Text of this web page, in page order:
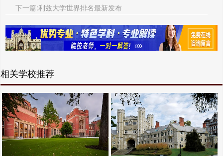
下一篇:利兹大学世界排名最新发布
相关学校推荐